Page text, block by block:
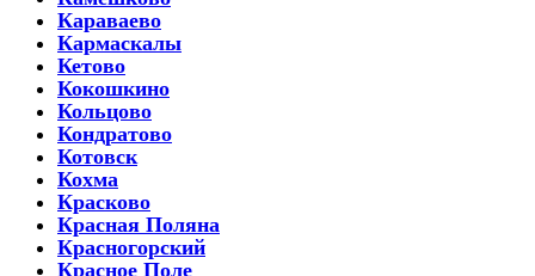
Караваево
Кармаскалы
Кетово
Кокошкино
Кольцово
Кондратово
Котовск
Кохма
Красково
Красная Поляна
Красногорский
Красное Поле